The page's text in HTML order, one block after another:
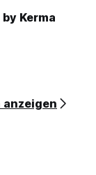
Kerma
anzeigen